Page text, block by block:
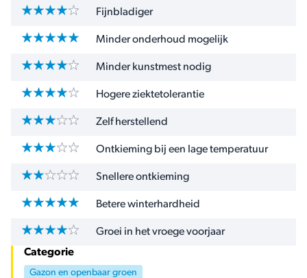
Fijnbladiger
Minder onderhoud mogelijk
Minder kunstmest nodig
Hogere ziektetolerantie
Zelf herstellend
Ontkieming bij een lage temperatuur
Snellere ontkieming
Betere winterhardheid
Groei in het vroege voorjaar
Categorie
Gazon en openbaar groen